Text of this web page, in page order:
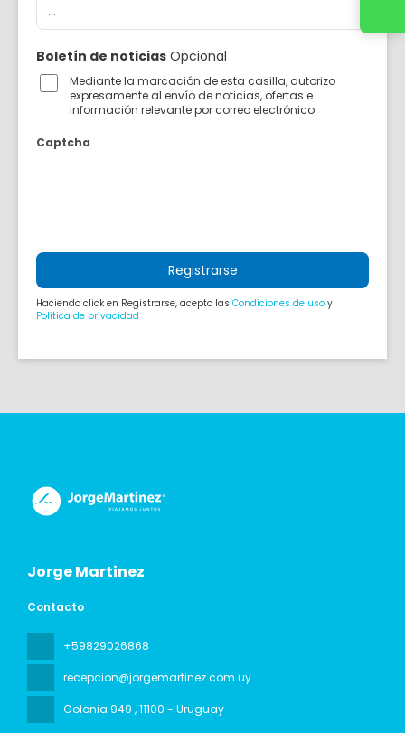
Boletín de noticias Opcional
Mediante la marcación de esta casilla, autorizo
expresamente al envío de noticias, ofertas e
información relevante por correo electrónico
Captcha
Registrarse
Haciendo click en Registrarse, acepto las Condiciones de uso y
Política de privacidad
Jorge Martinez
Contacto
+59829026868
recepcion@jorgemartinez.com.uy
Colonia 949 , 11100 - Uruguay